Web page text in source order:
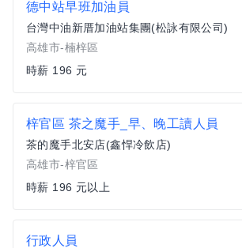
德中站早班加油員
台灣中油新厝加油站集團(松詠有限公司)
高雄市-楠梓區
時薪 196 元
梓官區 茶之魔手_早、晚工讀人員
茶的魔手北安店(鑫悍冷飲店)
高雄市-梓官區
時薪 196 元以上
行政人員